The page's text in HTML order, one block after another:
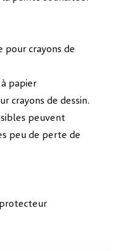
pour crayons de
papier
crayons de dessin.
peuvent
peu de perte de